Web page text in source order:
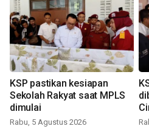
KSP pastikan kesiapan
Sekolah Rakyat saat MPLS
dimulai
Rabu, 5 Agustus 2026